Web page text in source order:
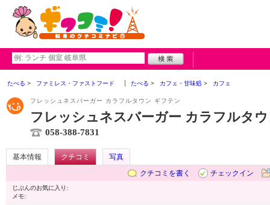
たべる ファミレス・ファストフード たべる カフェ・甘味処 カフェ
フレッシュネスバーガー カラフルタウン ギフテン
フレッシュネスバーガー カラフルタ
058-388-7831
基本情報 クチコミ
写真
クチコミを書く
チェックイン
じぶんのお気に入り:
メモ: